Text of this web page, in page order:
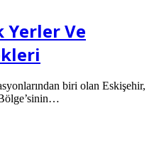
Yerler Ve
biri olan Eskişehir,